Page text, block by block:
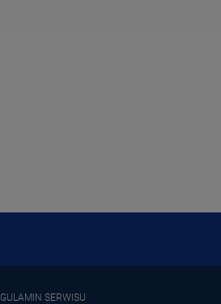
SERWISU